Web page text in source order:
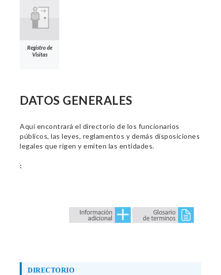
Registro de
Visitas
DATOS GENERALES
Aquí encontrará el directorio de los funcionarios
públicos, las leyes, reglamentos y demás disposiciones
legales que rigen y emiten las entidades.
:
DIRECTORIO